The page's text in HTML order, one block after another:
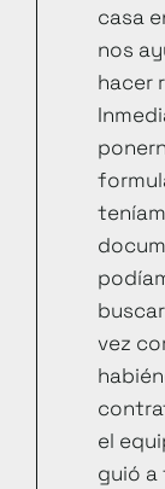
casa
nos
hacer
vez
el
guió a